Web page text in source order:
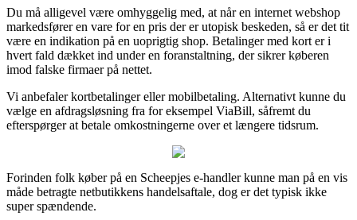
Du må alligevel være omhyggelig med, at når en internet webshop
markedsfører en vare for en pris der er utopisk beskeden, så er det tit
være en indikation på en uoprigtig shop. Betalinger med kort er i
hvert fald dækket ind under en foranstaltning, der sikrer køberen
imod falske firmaer på nettet.
Vi anbefaler kortbetalinger eller mobilbetaling. Alternativt kunne du
vælge en afdragsløsning fra for eksempel ViaBill, såfremt du
efterspørger at betale omkostningerne over et længere tidsrum.
Forinden folk køber på en Scheepjes e-handler kunne man på en vis
måde betragte netbutikkens handelsaftale, dog er det typisk ikke
super spændende.